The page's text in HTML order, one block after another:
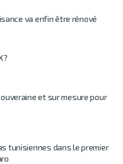
va enfin être rénové
et sur mesure pour
tunisiennes dans le premier